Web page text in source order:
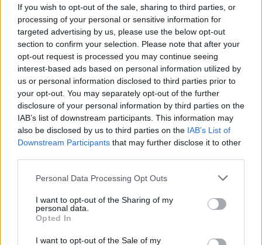
If you wish to opt-out of the sale, sharing to third parties, or
processing of your personal or sensitive information for
targeted advertising by us, please use the below opt-out
section to confirm your selection. Please note that after your
opt-out request is processed you may continue seeing
interest-based ads based on personal information utilized by
us or personal information disclosed to third parties prior to
your opt-out. You may separately opt-out of the further
disclosure of your personal information by third parties on the
IAB’s list of downstream participants. This information may
also be disclosed by us to third parties on the IAB’s List of
Downstream Participants that may further disclose it to other
Please note that this website/app uses one or more Google
not limited to your visit or usage behaviour. You may click to
grant or deny consent to Google and its third-party tags to
use your data for below specified purposes in below Google
consent section.
Personal Data Processing Opt Outs
I want to opt-out of the Sharing of my
personal data.
Opted In
I want to opt-out of the Sale of my